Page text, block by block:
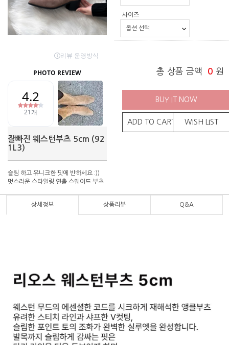
잘빠진 웨스턴부츠 5cm (92
1L3)
슬림 하고 유니크한 핏에 반하세요 :))
멋스러운 스타일링 연출 스웨이드 부츠
사이즈
총 상품 금액 0 원
BUY IT NOW
ADD TO CART WISH LIST
상세정보 상품리뷰 Q&A